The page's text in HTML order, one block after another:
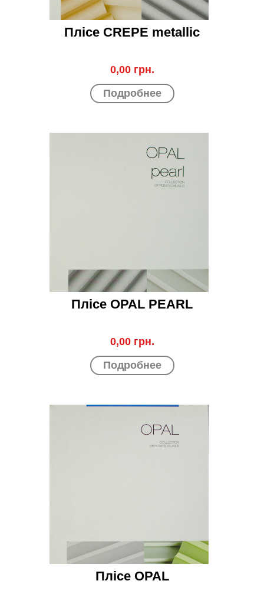
Плісе CREPE metallic
0,00 грн.
Подробнее
Плісе OPAL PEARL
0,00 грн.
Подробнее
Плісе OPAL